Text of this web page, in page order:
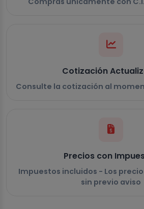
Cotización
Consulte la cotización al
Precios con
Impuestos incluidos - Los
sin previo aviso